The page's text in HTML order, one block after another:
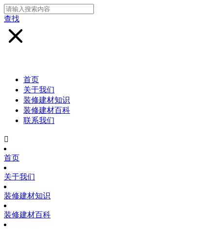
查找
首页
关于我们
装修建材知识
装修建材百科
联系我们

首页
关于我们
装修建材知识
装修建材百科